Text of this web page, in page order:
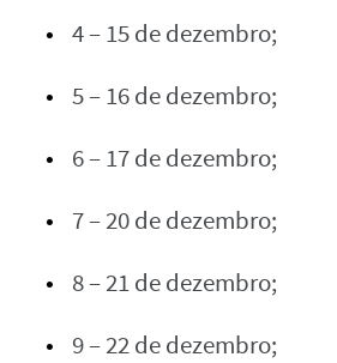
4 – 15 de dezembro;
5 – 16 de dezembro;
6 – 17 de dezembro;
7 – 20 de dezembro;
8 – 21 de dezembro;
9 – 22 de dezembro;